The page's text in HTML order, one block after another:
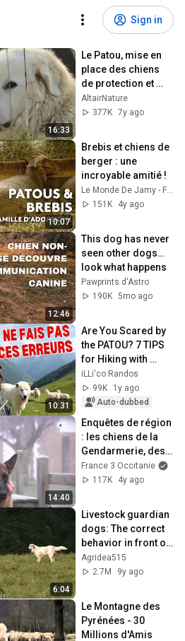
Sign in
16:33
Le Patou, mise en
place des chiens
de protection et
efficacité face à un
ours (images
AltairNature
377K 7y ago
10:07
Brebis et chiens de
berger : une
incroyable amitié !
Le Monde De Jamy - France Télévisions
151K
4y ago
12:46
This dog has never
seen other dogs…
look what happens
Pawprints d'Astro
190K 5mo ago
10:31
Are You Scared by
the PATOU? 7 TIPS
for Hiking with
Peace of Mind
iLLi'co Randos
99K
1y ago
Auto-dubbed
14:40
Enquêtes de région
: les chiens de la
Gendarmerie, des
experts qui ont du
flair !
France 3 Occitanie
117K
4y ago
6:04
Livestock guardian
dogs: The correct
behavior in front of
Livestock guardian
dogs
Agridea515
2.7M
9y ago
Le Montagne des
Pyrénées - 30
Millions d'Amis